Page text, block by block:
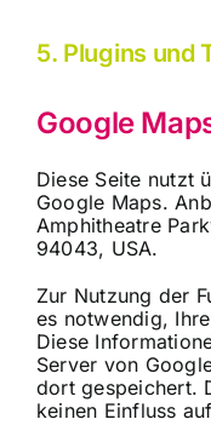
5. Plugins und
Google
Diese Seite nutzt
Google Maps.
Amphitheatre
94043, USA.
Zur Nutzung der
es notwendig,
Diese
Server von
dort gespeichert.
keinen Einfluss